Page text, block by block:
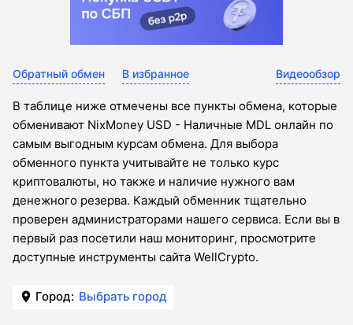
Обратный обмен В избранное Видеообзор
В таблице ниже отмечены все пункты обмена, которые
обменивают NixMoney USD - Наличные MDL онлайн по
самым выгодным курсам обмена. Для выбора
обменного пункта учитывайте не только курс
криптовалюты, но также и наличие нужного вам
денежного резерва. Каждый обменник тщательно
проверен администраторами нашего сервиса. Если вы в
первый раз посетили наш мониторинг, просмотрите
доступные инструменты сайта WellCrypto.
Город: Выбрать город